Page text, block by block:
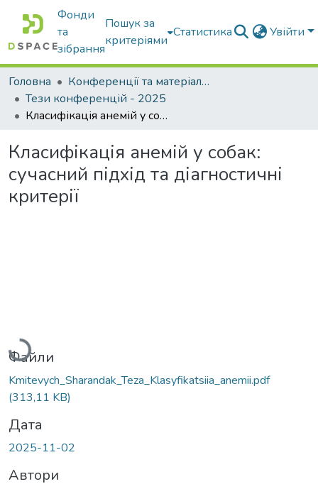
Фонди
та
зібрання
Пошук за
критеріями
Статистика Увійти
Головна
Конференції та матеріали конференцій
Тези конференцій - 2025
Класифікація анемій у собак: сучасний підхід та діагностичні критерії
Класифікація анемій у собак:
сучасний підхід та діагностичні
критерії
Вантажиться...
Файли
Kmitevych_Sharandak_Teza_Klasyfikatsiia_anemii.pdf
(313,11 KB)
Дата
2025-11-02
Автори